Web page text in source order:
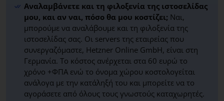
Αναλαμβάνετε και τη φιλοξενία της ιστοσελίδας
μου, και αν ναι, πόσο θα μου κοστίζει; Ναι,
μπορούμε να αναλάβουμε και τη φιλοξενία της
ιστοσελίδας σας. Οι servers της εταιρείας που
συνεργαζόμαστε, Hetzner Online GmbH, είναι στη
Γερμανία. Το κόστος ανέρχεται στα 60 ευρώ το
χρόνο +ΦΠΑ ενώ το όνομα χώρου κοστολογείται
ανάλογα με την κατάληξή του και μπορείτε να το
αγοράσετε από όλους τους γνωστούς καταχωρητές.